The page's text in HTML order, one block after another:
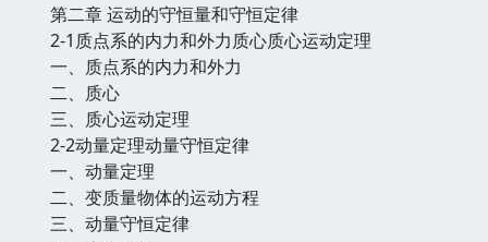
第二章 运动的守恒量和守恒定律
2-1质点系的内力和外力质心质心运动定理
一、质点系的内力和外力
二、质心
三、质心运动定理
2-2动量定理动量守恒定律
一、动量定理
二、变质量物体的运动方程
三、动量守恒定律